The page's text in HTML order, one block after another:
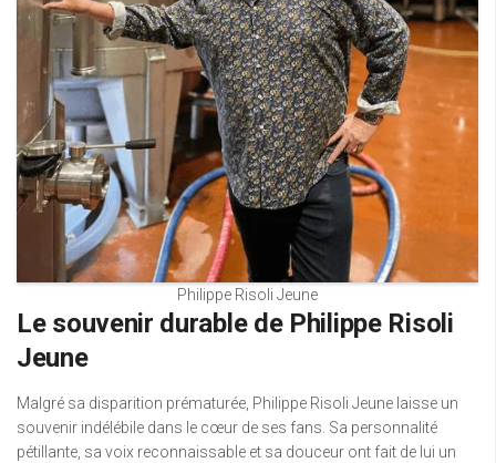
Philippe Risoli Jeune
Le souvenir durable de Philippe Risoli
Jeune
Malgré sa disparition prématurée, Philippe Risoli Jeune laisse un
souvenir indélébile dans le cœur de ses fans. Sa personnalité
pétillante, sa voix reconnaissable et sa douceur ont fait de lui un